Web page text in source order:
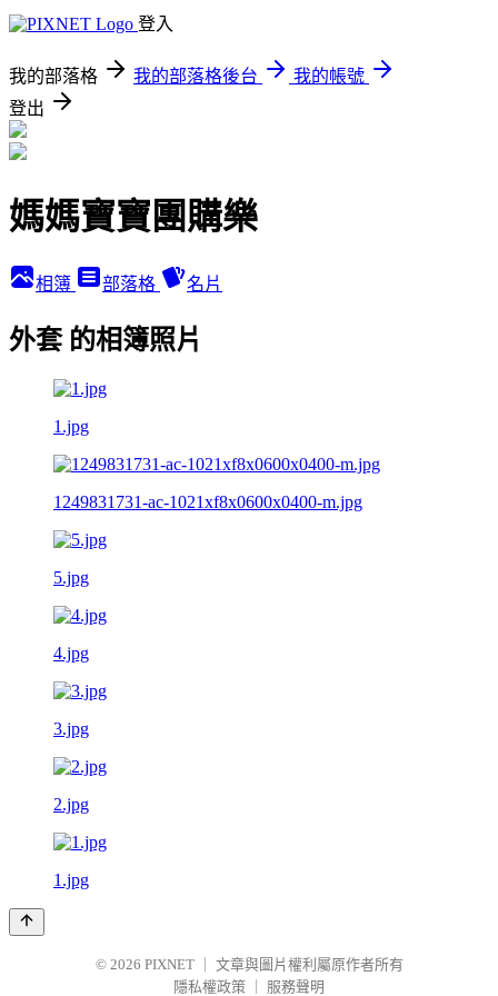
登入
我的部落格 我的部落格後台
我的帳號
登出
媽媽寶寶團購樂
相簿 部落格 名片
外套 的相簿照片
1.jpg
1249831731-ac-1021xf8x0600x0400-m.jpg
5.jpg
4.jpg
3.jpg
2.jpg
1.jpg
© 2026 PIXNET
文章與圖片權利屬原作者所有
隱私權政策
服務聲明